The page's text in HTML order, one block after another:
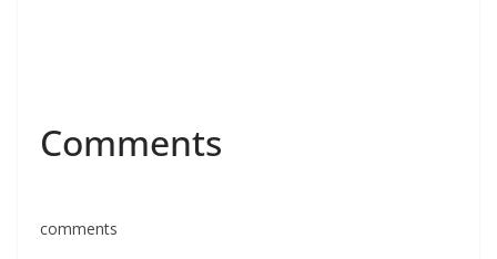
Comments
comments